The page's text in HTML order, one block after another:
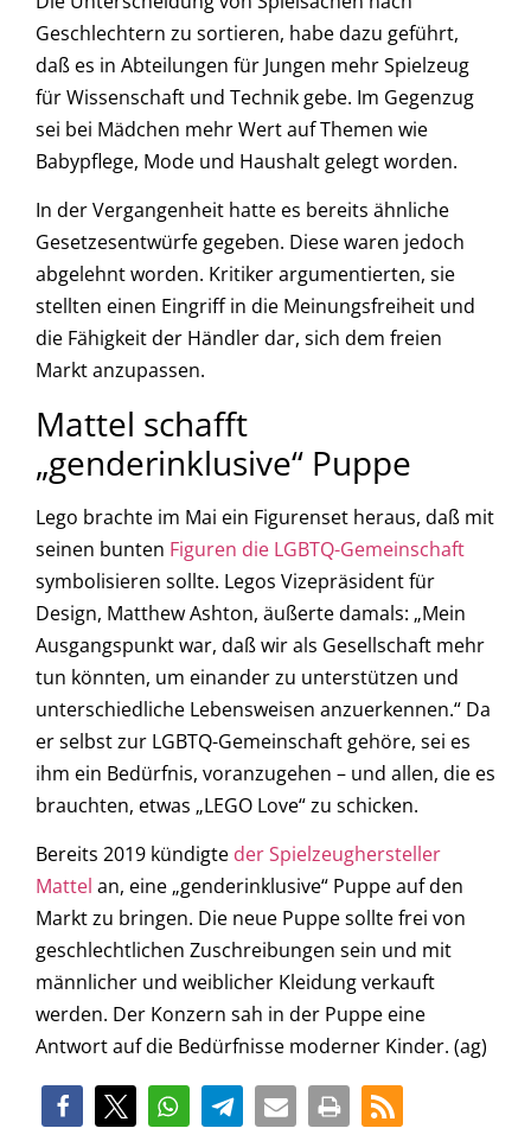
Geschlechtern zu sortieren, habe dazu geführt,
daß es in Abteilungen für Jungen mehr Spielzeug
für Wissenschaft und Technik gebe. Im Gegenzug
sei bei Mädchen mehr Wert auf Themen wie
Babypflege, Mode und Haushalt gelegt worden.
In der Vergangenheit hatte es bereits ähnliche
Gesetzesentwürfe gegeben. Diese waren jedoch
abgelehnt worden. Kritiker argumentierten, sie
stellten einen Eingriff in die Meinungsfreiheit und
die Fähigkeit der Händler dar, sich dem freien
Markt anzupassen.
Mattel schafft
„genderinklusive“ Puppe
Lego brachte im Mai ein Figurenset heraus, daß mit
seinen bunten Figuren die LGBTQ-Gemeinschaft
symbolisieren sollte. Legos Vizepräsident für
Design, Matthew Ashton, äußerte damals: „Mein
Ausgangspunkt war, daß wir als Gesellschaft mehr
tun könnten, um einander zu unterstützen und
unterschiedliche Lebensweisen anzuerkennen.“ Da
er selbst zur LGBTQ-Gemeinschaft gehöre, sei es
ihm ein Bedürfnis, voranzugehen – und allen, die es
brauchten, etwas „LEGO Love“ zu schicken.
Bereits 2019 kündigte der Spielzeughersteller
Mattel an, eine „genderinklusive“ Puppe auf den
Markt zu bringen. Die neue Puppe sollte frei von
geschlechtlichen Zuschreibungen sein und mit
männlicher und weiblicher Kleidung verkauft
werden. Der Konzern sah in der Puppe eine
Antwort auf die Bedürfnisse moderner Kinder. (ag)